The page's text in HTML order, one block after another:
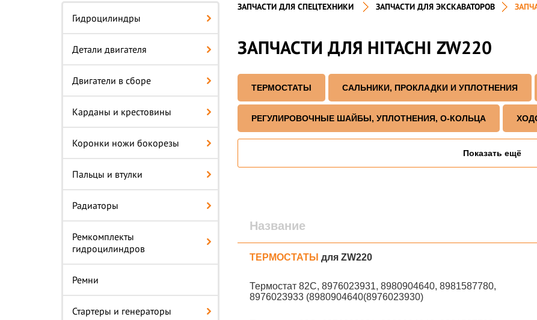
Гидроцилиндры
Детали двигателя
Двигатели в сборе
Карданы и крестовины
Коронки ножи бокорезы
Пальцы и втулки
Радиаторы
Ремкомплекты
гидроцилиндров
Ремни
Стартеры и генераторы
ЗАПЧАСТИ ДЛЯ СПЕЦТЕХНИКИ ЗАПЧАСТИ ДЛЯ ЭКСКАВАТОРОВ
ЗАПЧАСТИ ДЛЯ HITACHI ZW220
ТЕРМОСТАТЫ САЛЬНИКИ, ПРОКЛАДКИ И УПЛОТНЕНИЯ
РЕГУЛИРОВОЧНЫЕ ШАЙБЫ, УПЛОТНЕНИЯ, О-КОЛЬЦА
Показать ещё
Название
ТЕРМОСТАТЫ для ZW220
Термостат 82С, 8976023931, 8980904640, 8981587780,
8976023933 (8980904640(8976023930)